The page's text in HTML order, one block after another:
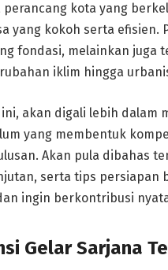
kota yang
yang kokoh serta
fondasi, melainkan
iklim hingga
akan digali lebih
yang membentuk
Akan pula dibahas
serta tips persiapan
ingin berkontribusi
Gelar Sarjana